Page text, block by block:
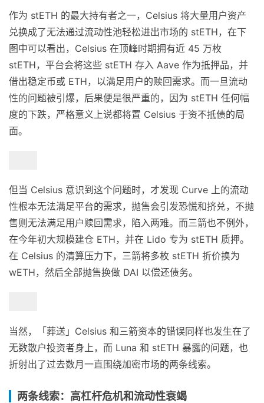
作为 stETH 的最大持有者之一，Celsius 将大量用户资产
兑换成了无法通过流动性池轻松进出市场的 stETH，在下
图中可以看出，Celsius 在顶峰时期拥有近 45 万枚
stETH，平台会将这些 stETH 存入 Aave 作为抵押品，并
借出稳定币或 ETH，以满足用户的赎回需求。而一旦流动
性的问题被引爆，后果便是很严重的，因为 stETH 任何幅
度的下跌，严格意义上说都将置 Celsius 于资不抵债的局
面。
但当 Celsius 意识到这个问题时，才发现 Curve 上的流动
性根本无法满足平台的需求，抛售会引发恐慌和挤兑，不抛
售则无法满足用户赎回需求，陷入两难。而三箭也不例外，
在今年初大规模建仓 ETH，并在 Lido 专为 stETH 质押。
在 Celsius 的清算压力下，三箭将多枚 stETH 折价换为
wETH，然后全部抛售换做 DAI 以偿还债务。
当然，「葬送」Celsius 和三箭资本的错误同样也发生在了
无数散户投资者身上，而 Luna 和 stETH 暴露的问题，也
折射出了过去数月一直围绕加密市场的两条线索。
两条线索：高杠杆危机和流动性衰竭